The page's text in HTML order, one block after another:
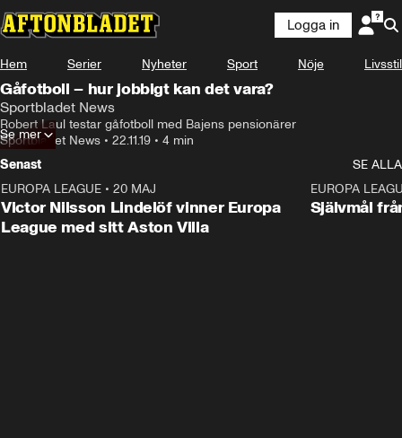
Logga in
Hem Serier Nyheter Sport Nöje Livsstil
Gåfotboll – hur jobbigt kan det vara?
Sportbladet News
Robert Laul testar gåfotboll med Bajens pensionärer
Sportbladet News • 22.11.19 • 4 min
Se mer
Senast
SE ALLA
EUROPA LEAGUE • 20 MAJ
Victor Nilsson Lindelöf vinner Europa
League med sitt Aston Villa
EUROPA
Självmål